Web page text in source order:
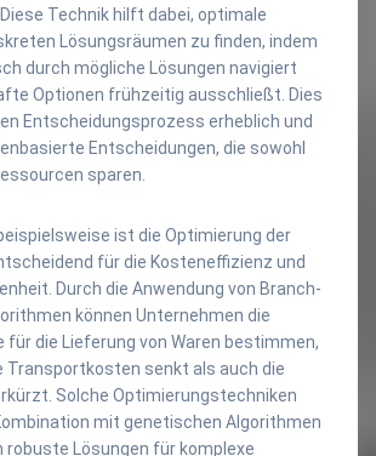
Technik hilft dabei, optimale
Lösungsräumen zu finden, indem
durch mögliche Lösungen navigiert
Optionen frühzeitig ausschließt. Dies
Entscheidungsprozess erheblich und
Entscheidungen, die sowohl
sparen.
ist die Optimierung der
für die Kosteneffizienz und
Durch die Anwendung von Branch-
können Unternehmen die
für die Lieferung von Waren bestimmen,
Transportkosten senkt als auch die
Solche Optimierungstechniken
mit genetischen Algorithmen
Lösungen für komplexe